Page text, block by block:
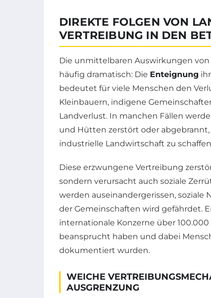
DIREKTE FOLGEN VON
VERTREIBUNG IN DEN
Die unmittelbaren Auswirkungen
häufig dramatisch: Die Enteignung
bedeutet für viele Menschen den
Kleinbauern, indigene
Landverlust. In manchen Fällen
und Hütten zerstört oder
industrielle Landwirtschaft zu
Diese erzwungene Vertreibung
sondern verursacht auch soziale
werden auseinandergerissen,
der Gemeinschaften wird gefährdet.
internationale Konzerne über
beansprucht haben und dabei
dokumentiert wurden.
WEICHE
AUSGRENZUNG